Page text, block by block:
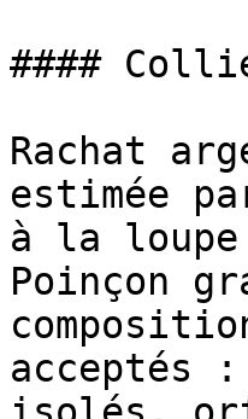
####
Rachat
estimée
à la
Poinçon
acceptés